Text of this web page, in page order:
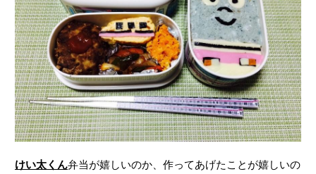
けい太くん弁当が嬉しいのか、作ってあげたことが嬉しいの